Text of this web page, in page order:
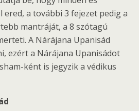
a további 3 fejezet pedig a
mantráját, a 8 szótagú
A Nárájana Upanisád
ezért a Nárájana Upanisádot
ként is jegyzik a védikus